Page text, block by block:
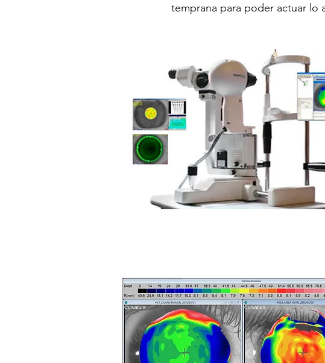
temprana para poder actuar lo